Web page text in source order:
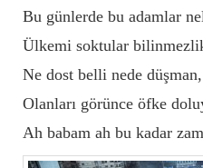
Bu günlerde bu adamlar
Ülkemi soktular
Ne dost belli nede düşman,
Olanları görünce öfke
Ah babam ah bu kadar